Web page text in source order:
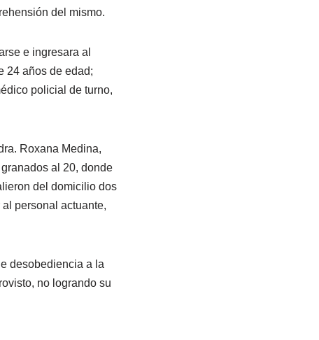
del mismo.
e ingresara al
24 años de edad;
policial de turno,
Roxana Medina,
al 20, donde
del domicilio dos
personal actuante,
desobediencia a la
no logrando su